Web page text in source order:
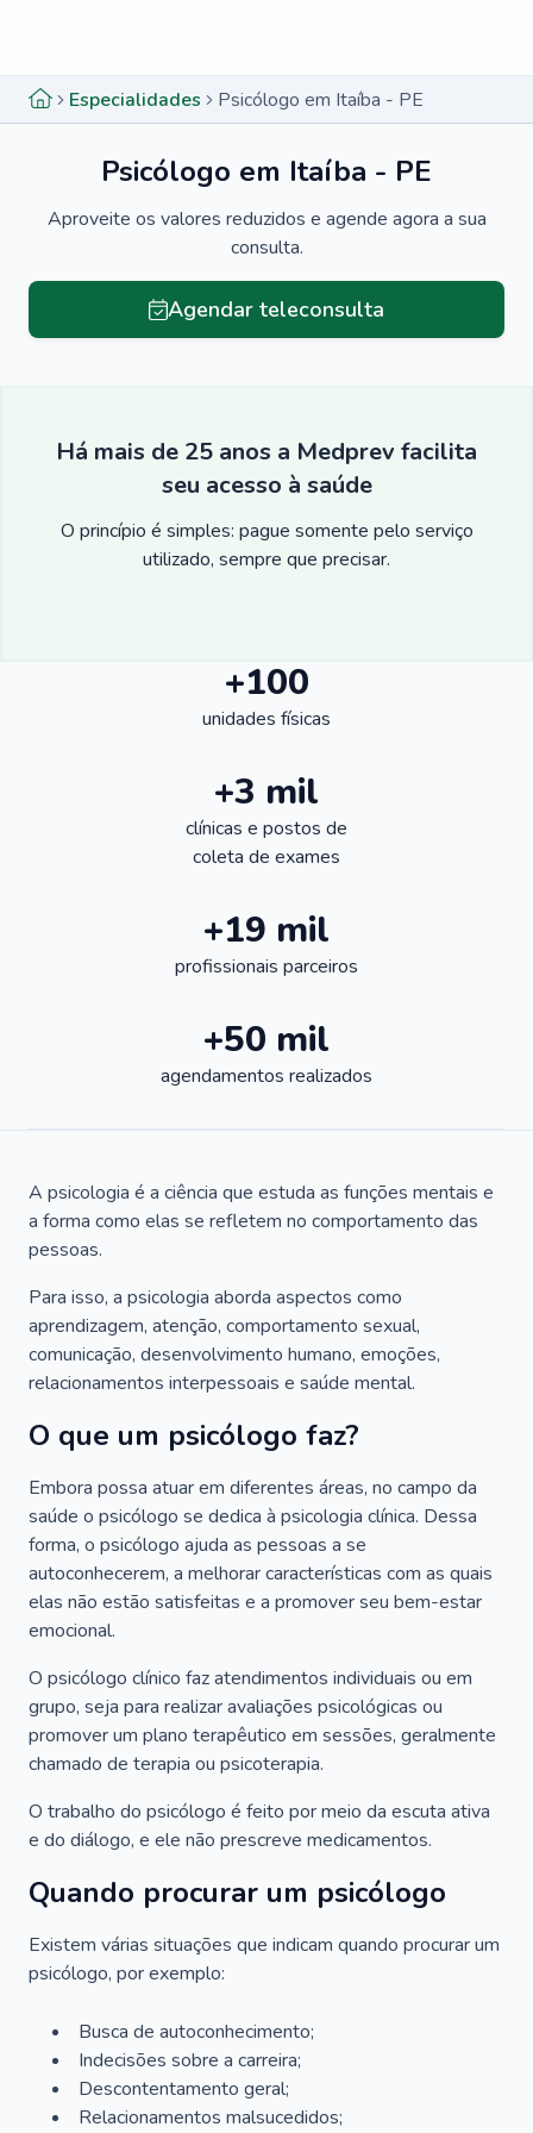
Especialidades Psicólogo em Itaíba - PE
Psicólogo em Itaíba - PE
Aproveite os valores reduzidos e agende agora a sua
consulta.
Agendar teleconsulta
Há mais de 25 anos a Medprev facilita
seu acesso à saúde
O princípio é simples: pague somente pelo serviço
utilizado, sempre que precisar.
+100
unidades físicas
+3 mil
clínicas e postos de
coleta de exames
+19 mil
profissionais parceiros
+50 mil
agendamentos realizados
A psicologia é a ciência que estuda as funções mentais e
a forma como elas se refletem no comportamento das
pessoas.
Para isso, a psicologia aborda aspectos como
aprendizagem, atenção, comportamento sexual,
comunicação, desenvolvimento humano, emoções,
relacionamentos interpessoais e saúde mental.
O que um psicólogo faz?
Embora possa atuar em diferentes áreas, no campo da
saúde o psicólogo se dedica à psicologia clínica. Dessa
forma, o psicólogo ajuda as pessoas a se
autoconhecerem, a melhorar características com as quais
elas não estão satisfeitas e a promover seu bem-estar
emocional.
O psicólogo clínico faz atendimentos individuais ou em
grupo, seja para realizar avaliações psicológicas ou
promover um plano terapêutico em sessões, geralmente
chamado de terapia ou psicoterapia.
O trabalho do psicólogo é feito por meio da escuta ativa
e do diálogo, e ele não prescreve medicamentos.
Quando procurar um psicólogo
Existem várias situações que indicam quando procurar um
psicólogo, por exemplo:
Busca de autoconhecimento;
Indecisões sobre a carreira;
Descontentamento geral;
Relacionamentos malsucedidos;